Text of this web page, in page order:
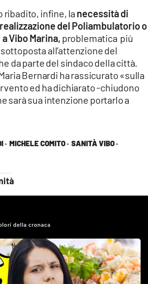
· MICHELE COMITO · SANITÀ VIBO ·
ribadito, infine, la necessità di
del Poliambulatorio o
Vibo Marina, problematica più
all’attenzione del
da parte del sindaco della città.
Bernardi ha rassicurato «sulla
ed ha dichiarato -chiudono
sarà sua intenzione portarlo a